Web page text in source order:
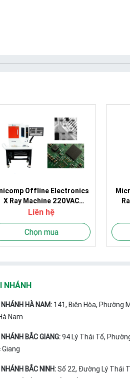
Offline Electronics
X Ray Machine 220VAC
CX3000 EMS BGA For PCBA
Liên hệ
Chọn mua
NHÁNH
HÀ NAM:141, Biên Hòa, Phường
Nam
BẮC GIANG:94 Lý Thái Tổ,
Giang
BẮC NINH:Số 22, Đường Lý Thái